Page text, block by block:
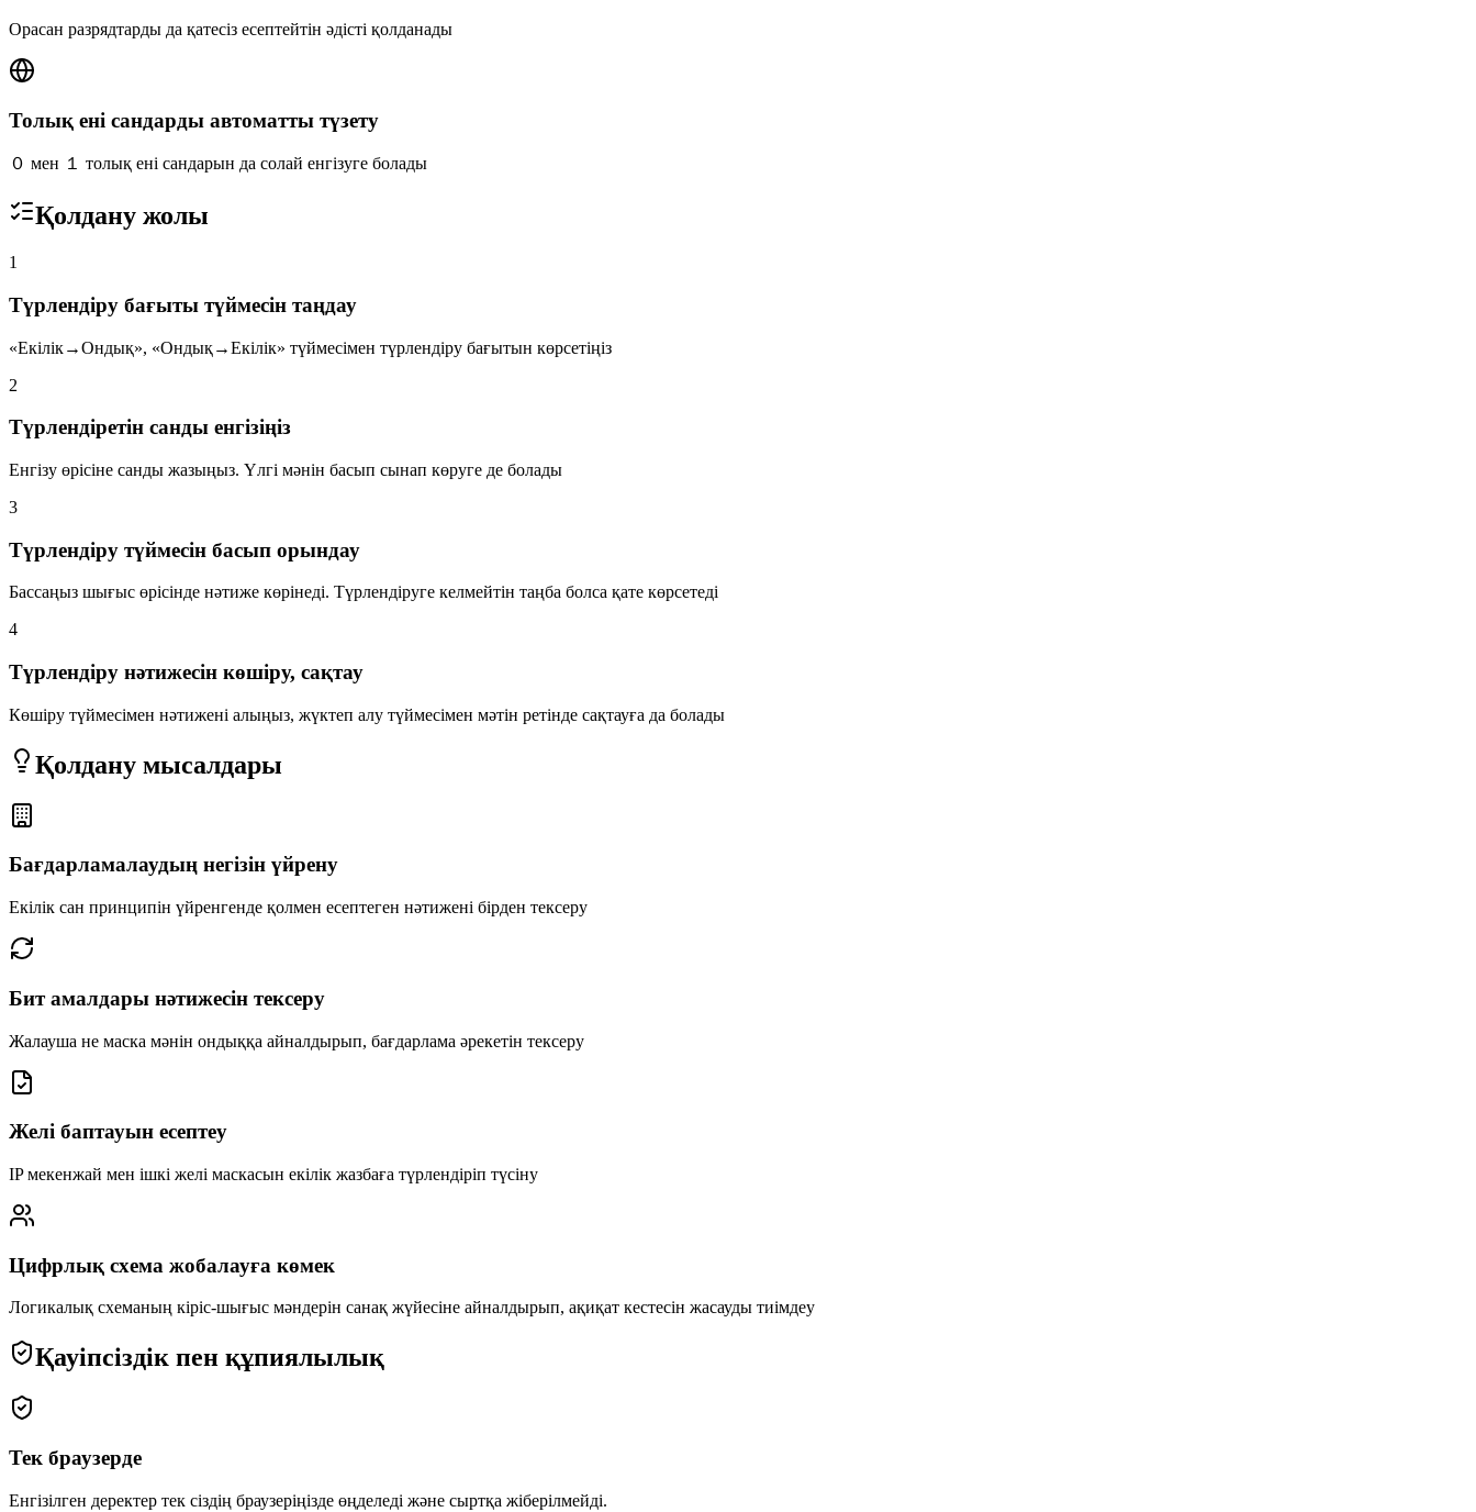
Орасан разрядтарды да қатесіз есептейтін әдісті қолданады
Толық ені сандарды автоматты түзету
０ мен １ толық ені сандарын да солай енгізуге болады
Қолдану жолы
1
Түрлендіру бағыты түймесін таңдау
«Екілік→Ондық», «Ондық→Екілік» түймесімен түрлендіру бағытын көрсетіңіз
2
Түрлендіретін санды енгізіңіз
Енгізу өрісіне санды жазыңыз. Үлгі мәнін басып сынап көруге де болады
3
Түрлендіру түймесін басып орындау
Бассаңыз шығыс өрісінде нәтиже көрінеді. Түрлендіруге келмейтін таңба болса қате көрсетеді
4
Түрлендіру нәтижесін көшіру, сақтау
Көшіру түймесімен нәтижені алыңыз, жүктеп алу түймесімен мәтін ретінде сақтауға да болады
Қолдану мысалдары
Бағдарламалаудың негізін үйрену
Екілік сан принципін үйренгенде қолмен есептеген нәтижені бірден тексеру
Бит амалдары нәтижесін тексеру
Жалауша не маска мәнін ондыққа айналдырып, бағдарлама әрекетін тексеру
Желі баптауын есептеу
IP мекенжай мен ішкі желі маскасын екілік жазбаға түрлендіріп түсіну
Цифрлық схема жобалауға көмек
Логикалық схеманың кіріс-шығыс мәндерін санақ жүйесіне айналдырып, ақиқат кестесін жасауды тиімдеу
Қауіпсіздік пен құпиялылық
Тек браузерде
Енгізілген деректер тек сіздің браузеріңізде өңделеді және сыртқа жіберілмейді.